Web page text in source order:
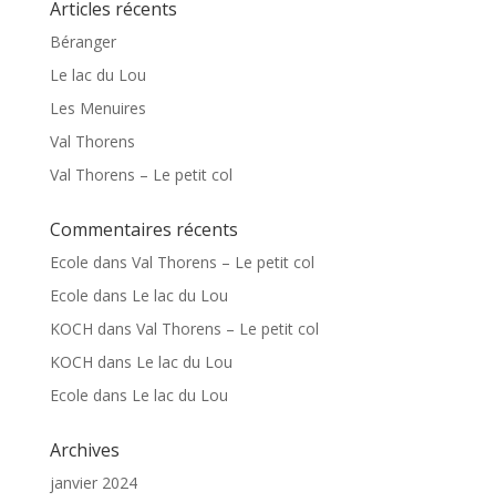
Articles récents
Béranger
Le lac du Lou
Les Menuires
Val Thorens
Val Thorens – Le petit col
Commentaires récents
Ecole dans Val Thorens – Le petit col
Ecole dans Le lac du Lou
KOCH dans Val Thorens – Le petit col
KOCH dans Le lac du Lou
Ecole dans Le lac du Lou
Archives
janvier 2024